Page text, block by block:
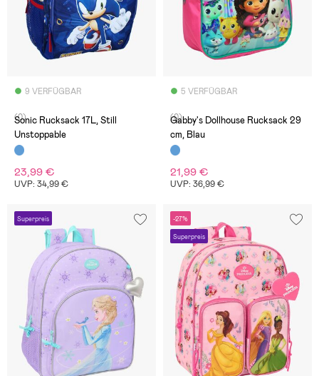
9 VERFÜGBAR
(0)
Sonic Rucksack 17L, Still
Unstoppable
23,99 €
UVP: 34,99 €
5 VERFÜGBAR
(0)
Gabby's Dollhouse Rucksack 29
cm, Blau
21,99 €
UVP: 36,99 €
Superpreis -27%
Superpreis